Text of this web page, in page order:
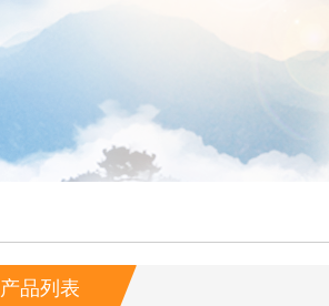
产品列表